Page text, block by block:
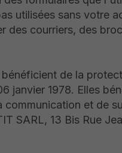
utilisées sans votre
des courriers, des
de la
janvier 1978. Elles
et de
SARL, 13 Bis Rue